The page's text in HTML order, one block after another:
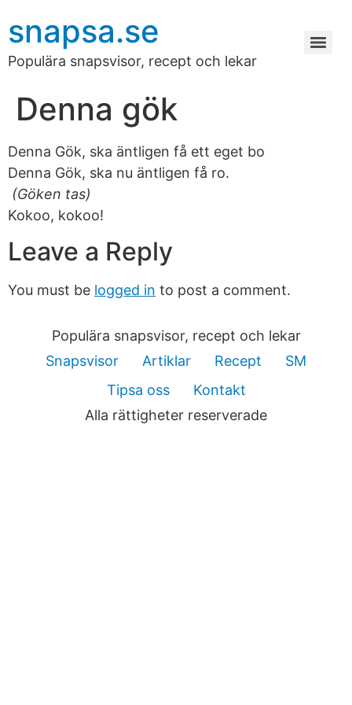
snapsa.se
Populära snapsvisor, recept och lekar
Denna gök
Denna Gök, ska äntligen få ett eget bo
Denna Gök, ska nu äntligen få ro.
(Göken tas)
Kokoo, kokoo!
Leave a Reply
You must be logged in to post a comment.
Populära snapsvisor, recept och lekar
Snapsvisor
Artiklar Recept
SM
Tipsa oss
Kontakt
Alla rättigheter reserverade